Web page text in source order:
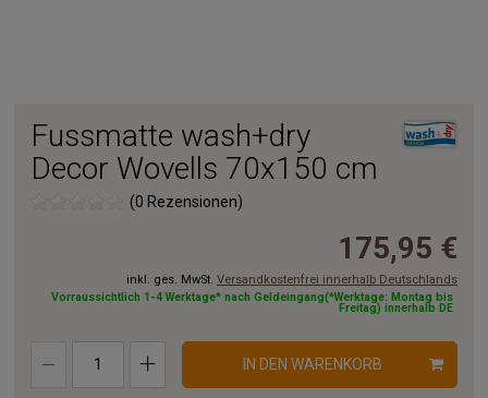
Fussmatte wash+dry
Decor Wovells 70x150 cm
(0 Rezensionen)
175,95 €
inkl. ges. MwSt. Versandkostenfrei innerhalb Deutschlands
Vorraussichtlich 1-4 Werktage* nach Geldeingang(*Werktage: Montag bis
Freitag) innerhalb DE
IN DEN WARENKORB